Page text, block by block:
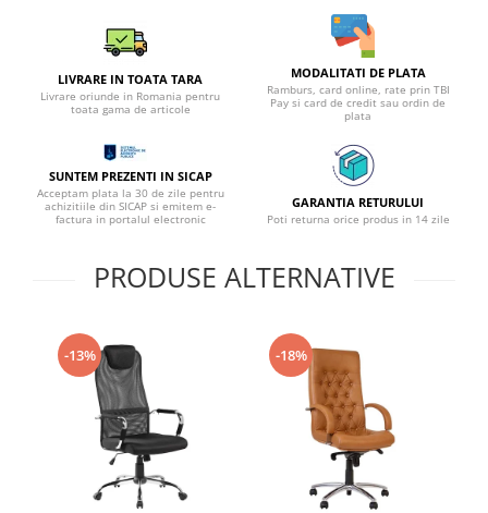
LIVRARE IN TOATA TARA
Livrare oriunde in Romania pentru
toata gama de articole
MODALITATI DE PLATA
Ramburs, card online, rate prin TBI
Pay si card de credit sau ordin de
plata
SUNTEM PREZENTI IN SICAP
Acceptam plata la 30 de zile pentru
achizitiile din SICAP si emitem e-
factura in portalul electronic
GARANTIA RETURULUI
Poti returna orice produs in 14 zile
PRODUSE ALTERNATIVE
-13% -18%